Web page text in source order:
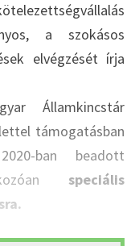
a szokásos
elvégzését írja
Államkincstár
támogatásban
ban beadott
speciális